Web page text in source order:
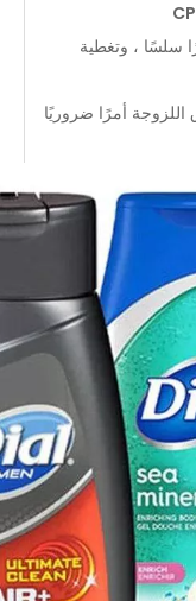
سلسًا ، وتغطية
اللزوجة أمرًا ضروريًا